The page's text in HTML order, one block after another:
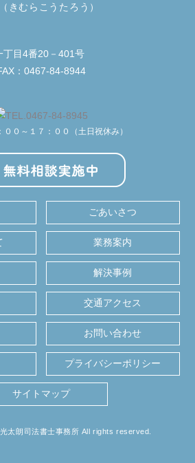
むらこうたろう）
丁目4番20－401号
：0467-84-8944
００～１７：００（土日祝休み）
ごあいさつ
業務案内
解決事例
交通アクセス
お問い合わせ
プライバシーポリシー
サイトマップ
太朗司法書士事務所 All rights reserved.